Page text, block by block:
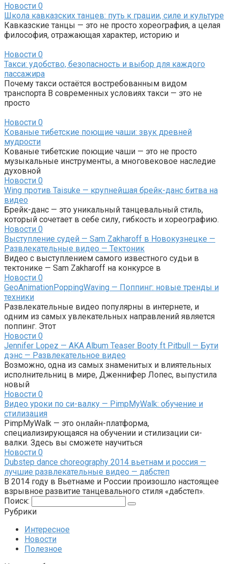
Новости 0
Школа кавказских танцев: путь к грации, силе и культуре
Кавказские танцы — это не просто хореография, а целая
философия, отражающая характер, историю и
Новости 0
Такси: удобство, безопасность и выбор для каждого
пассажира
Почему такси остаётся востребованным видом
транспорта В современных условиях такси — это не
просто
Новости 0
Кованые тибетские поющие чаши: звук древней
мудрости
Кованые тибетские поющие чаши — это не просто
музыкальные инструменты, а многовековое наследие
духовной
Новости 0
Wing против Taisuke — крупнейшая брейк-данс битва на
видео
Брейк-данс — это уникальный танцевальный стиль,
который сочетает в себе силу, гибкость и хореографию.
Новости 0
Выступление судей — Sam Zakharoff в Новокузнецке —
Развлекательные видео — Тектоник
Видео с выступлением самого известного судьи в
тектонике — Sam Zakharoff на конкурсе в
Новости 0
GeoAnimationPoppingWaving — Поппинг: новые тренды и
техники
Развлекательные видео популярны в интернете, и
одним из самых увлекательных направлений является
поппинг. Этот
Новости 0
Jennifer Lopez — AKA Album Teaser Booty ft Pitbull — Бути
дэнс — Развлекательное видео
Возможно, одна из самых знаменитых и влиятельных
исполнительниц в мире, Дженнифер Лопес, выпустила
новый
Новости 0
Видео уроки по си-валку — PimpMyWalk: обучение и
стилизация
PimpMyWalk — это онлайн-платформа,
специализирующаяся на обучении и стилизации си-
валки. Здесь вы сможете научиться
Новости 0
Dubstep dance choreography 2014 вьетнам и россия —
лучшие развлекательные видео — дабстеп
В 2014 году в Вьетнаме и России произошло настоящее
взрывное развитие танцевального стиля «дабстеп».
Поиск:
Рубрики
Интересное
Новости
Полезное